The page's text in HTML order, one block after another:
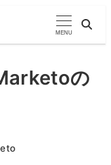
MENU
の